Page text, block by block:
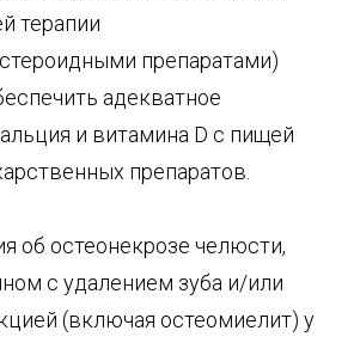
терапии
препаратами)
адекватное
и витамина D с пищей
препаратов.
об остеонекрозе челюсти,
с удалением зуба и/или
(включая остеомиелит) у